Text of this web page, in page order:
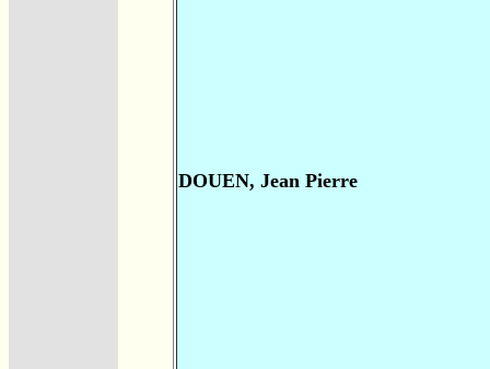
DOUEN, Jean Pierre